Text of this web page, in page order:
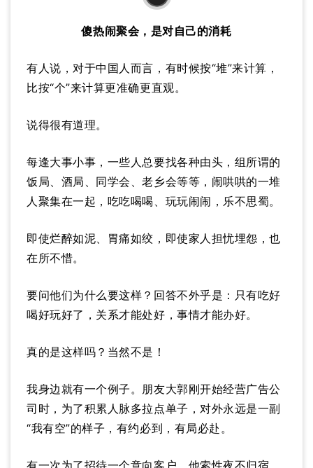
傻热闹聚会，是对自己的消耗
有人说，对于中国人而言，有时候按“堆”来计算，
比按“个”来计算更准确更直观。
说得很有道理。
每逢大事小事，一些人总要找各种由头，组所谓的
饭局、酒局、同学会、老乡会等等，闹哄哄的一堆
人聚集在一起，吃吃喝喝、玩玩闹闹，乐不思蜀。
即使烂醉如泥、胃痛如绞，即使家人担忧埋怨，也
在所不惜。
要问他们为什么要这样？回答不外乎是：只有吃好
喝好玩好了，关系才能处好，事情才能办好。
真的是这样吗？当然不是！
我身边就有一个例子。朋友大郭刚开始经营广告公
司时，为了积累人脉多拉点单子，对外永远是一副
“我有空”的样子，有约必到，有局必赴。